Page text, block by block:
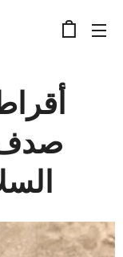
صدف